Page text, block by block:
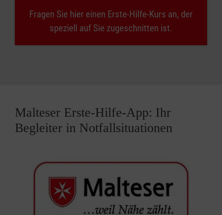
Fragen Sie hier einen Erste-Hilfe-Kurs an, der
speziell auf Sie zugeschnitten ist.
Malteser Erste-Hilfe-App: Ihr
Begleiter in Notfallsituationen